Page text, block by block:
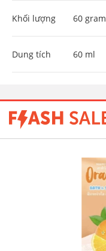
Khối lượng 60 gram
Dung tích 60 ml